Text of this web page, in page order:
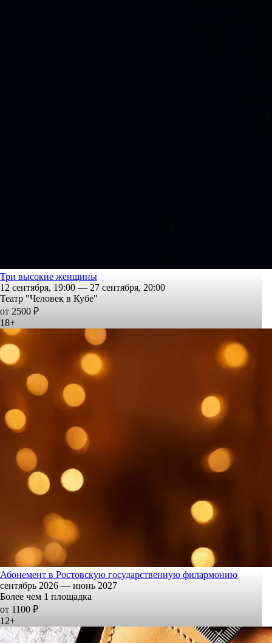
Три высокие женщины
12 сентября, 19:00 — 27 сентября, 20:00
Театр "Человек в Кубе"
от 2500 ₽
18+
Абонемент в Ростовскую государственную филармонию
сентябрь 2026 — июнь 2027
Более чем 1 площадка
от 1100 ₽
12+